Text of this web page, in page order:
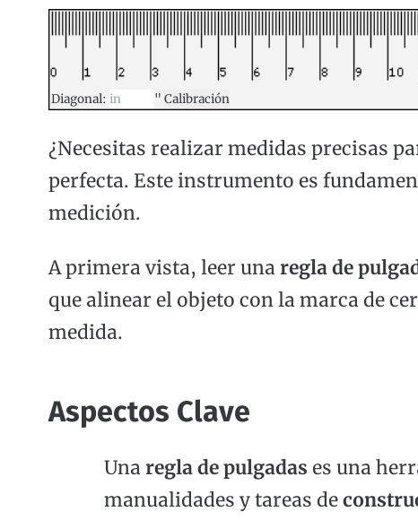
Diagonal: " Calibración
¿Necesitas realizar medidas precisas
perfecta. Este instrumento es
medición.
A primera vista, leer una regla de
que alinear el objeto con la marca de
medida.
Aspectos Clave
Una regla de pulgadas es una
manualidades y tareas de